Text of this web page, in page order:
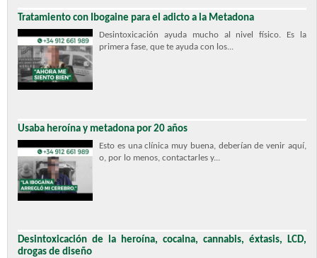
Tratamiento con Ibogaine para el adicto a la Metadona
Desintoxicación ayuda mucho al nivel físico. Es la
primera fase, que te ayuda con los...
Usaba heroína y metadona por 20 años
Esto es una clínica muy buena, deberían de venir aquí,
o, por lo menos, contactarles y...
Desintoxicación de la heroína, cocaina, cannabis, éxtasis, LCD,
drogas de diseño